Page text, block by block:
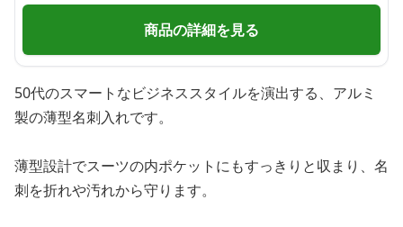
商品の詳細を見る
50代のスマートなビジネススタイルを演出する、アルミ
製の薄型名刺入れです。
薄型設計でスーツの内ポケットにもすっきりと収まり、名
刺を折れや汚れから守ります。